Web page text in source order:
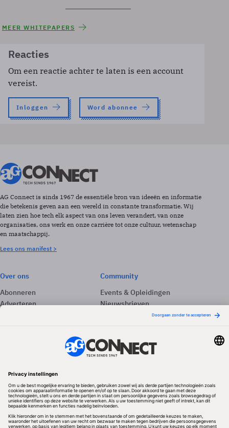
MEER WHITEPAPERS
Reacties
Om een reactie achter te laten is een account
vereist.
Inloggen Word abonnee
AG Connect is sinds 1967 de essentiële bron van ideeën en informatie
die betekenis geven aan een wereld in constante transformatie. Wij
laten zien hoe tech elk aspect van ons leven verandert, van onze
organisaties, ons werk en onze carrière tot onze cultuur, wetenschap
en maatschappij.
Lees ons manifest >
Over ons
Abonneren
Adverteren
Community
Events & Opleidingen
Nieuwsbrieven
Volg ons
Redactionele partner